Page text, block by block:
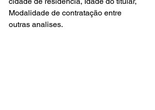
Modalidade de contratação entre
outras analises.